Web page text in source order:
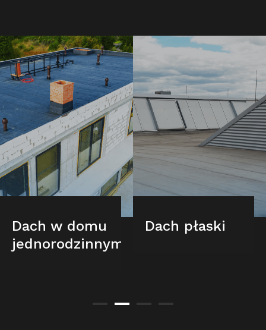
Dach w domu
jednorodzinnym
Dach płaski